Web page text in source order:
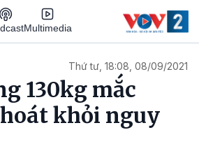
Multimedia
Thứ tư, 18:08, 08/09/2021
130kg mắc
khỏi nguy